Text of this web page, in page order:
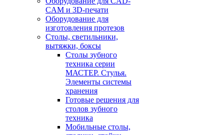
CAM и 3D-печати
Оборудование для
изготовления протезов
Cтолы, светильники,
вытяжки, боксы
Столы зубного
техника серии
МАСТЕР. Стулья.
Элементы системы
хранения
Готовые решения для
столов зубного
техника
Мобильные столы,